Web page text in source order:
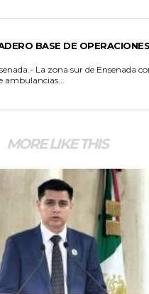
BASE DE
ambulancias...
MORE LIKE THIS